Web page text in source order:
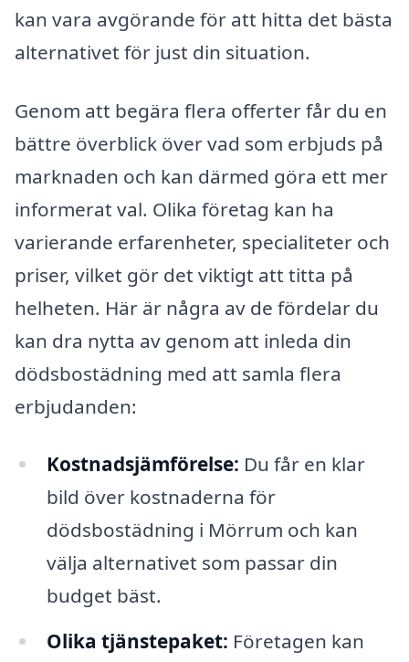
kan vara avgörande för att hitta det bästa
alternativet för just din situation.
Genom att begära flera offerter får du en
bättre överblick över vad som erbjuds på
marknaden och kan därmed göra ett mer
informerat val. Olika företag kan ha
varierande erfarenheter, specialiteter och
priser, vilket gör det viktigt att titta på
helheten. Här är några av de fördelar du
kan dra nytta av genom att inleda din
dödsbostädning med att samla flera
erbjudanden:
Kostnadsjämförelse: Du får en klar
bild över kostnaderna för
dödsbostädning i Mörrum och kan
välja alternativet som passar din
budget bäst.
Olika tjänstepaket: Företagen kan